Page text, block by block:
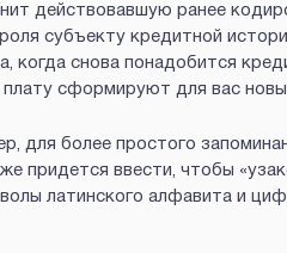
действовавшую ранее
субъекту кредитной
когда снова понадобится
сформируют для вас
для более простого
придется ввести, чтобы
латинского алфавита и